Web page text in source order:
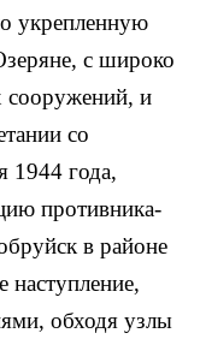
укрепленную
с широко
сооружений, и
со
1944 года,
противника-
в районе
обходя узлы